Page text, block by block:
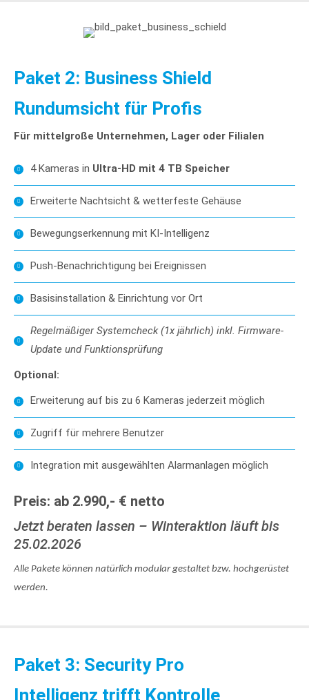
Paket 2: Business Shield
Rundumsicht für Profis
Für mittelgroße Unternehmen, Lager oder Filialen
4 Kameras in Ultra-HD mit 4 TB Speicher
Erweiterte Nachtsicht & wetterfeste Gehäuse
Bewegungserkennung mit KI-Intelligenz
Push-Benachrichtigung bei Ereignissen
Basisinstallation & Einrichtung vor Ort
Regelmäßiger Systemcheck (1x jährlich) inkl. Firmware-
Update und Funktionsprüfung
Optional:
Erweiterung auf bis zu 6 Kameras jederzeit möglich
Zugriff für mehrere Benutzer
Integration mit ausgewählten Alarmanlagen möglich
Preis: ab 2.990,- € netto
Jetzt beraten lassen – Winteraktion läuft bis
25.02.2026
Alle Pakete können natürlich modular gestaltet bzw. hochgerüstet
werden.
Paket 3: Security Pro
Intelligenz trifft Kontrolle